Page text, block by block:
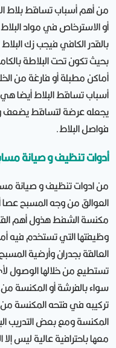
من أهم أسباب تساقط بلاط
أو الاسترخاص في مواد
بالقدر الكافي فيجب زك
بحيث تكون تحت البلاطة
أماكن مطبلة أو فارغة من
أسباب تساقط البلاط أيضا
يجعله عرضة لتساقط يضعف
فواصل البلاط.
أدوات تنظيف و صيانة
من ادوات تنظيف و صيانة
العوالق من وجه المسبح عصا
مكنسة الشفط هذول أهم
وظيفتها التي تستخدم فيه
العالقة بجدران وأرضية
تستطيع من خلالها الوصول
سواء بالفرشة أو المكنسة
تركيبه في فتحه المكنسة
المكنسة ومع بعض التدريب
معها باحترافية عالية ليس